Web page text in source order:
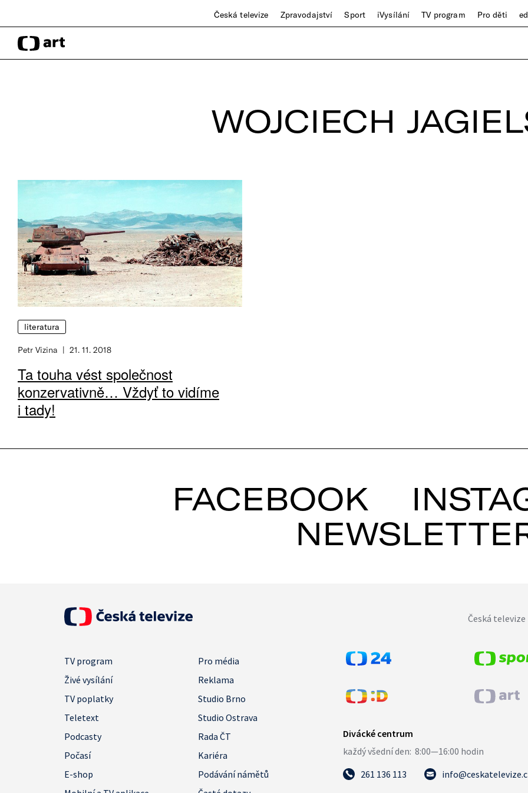
Česká televize Zpravodajství Sport iVysílání TV program Pro děti
WOJCIECH
literatura
Petr Vizina 21. 11. 2018
Ta touha vést společnost
konzervativně… Vždyť to vidíme
i tady!
FACEBOOK
Česká
TV program
Pro média
Živé vysílání
Reklama
TV poplatky
Studio Brno
Teletext
Studio Ostrava
Podcasty
Rada ČT
Počasí
Kariéra
E-shop
Podávání námětů
261 136 113